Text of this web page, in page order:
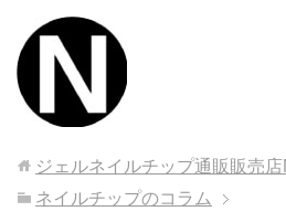
ジェルネイルチップ通販販売
ネイルチップのコラム